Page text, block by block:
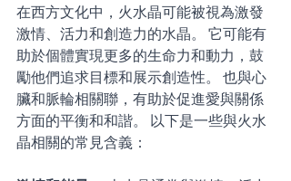
在西方文化中，火水晶可能被視為激發
激情、活力和創造力的水晶。 它可能有
助於個體實現更多的生命力和動力，鼓
勵他們追求目標和展示創造性。 也與心
臟和脈輪相關聯，有助於促進愛與關係
方面的平衡和和諧。 以下是一些與火水
晶相關的常見含義：